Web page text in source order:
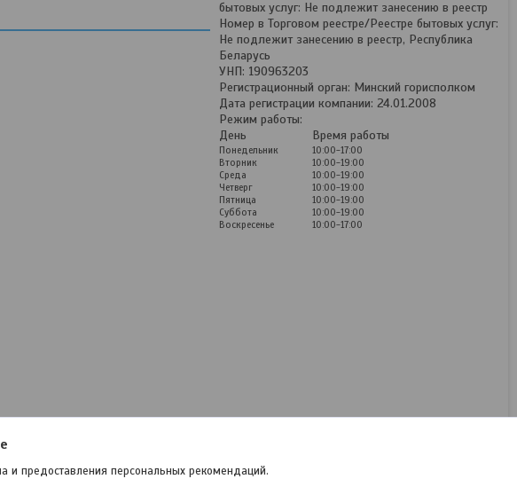
бытовых услуг: Не подлежит занесению в реестр
Номер в Торговом реестре/Реестре бытовых услуг:
Не подлежит занесению в реестр, Республика
Беларусь
УНП: 190963203
Регистрационный орган: Минский горисполком
Дата регистрации компании: 24.01.2008
Режим работы:
День
Время работы
Понедельник
10:00-17:00
Вторник
10:00-19:00
Среда
10:00-19:00
Четверг
10:00-19:00
Пятница
10:00-19:00
Суббота
10:00-19:00
Воскресенье
10:00-17:00
и предоставления персональных рекомендаций.